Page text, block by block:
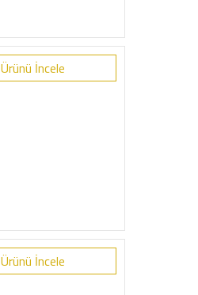
Ürünü İncele
Ürünü İncele